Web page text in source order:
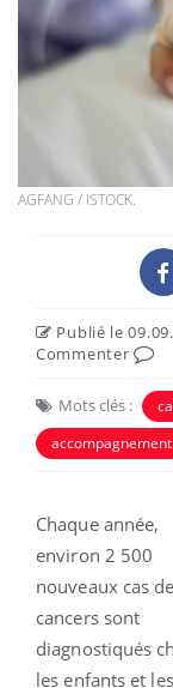
AGFANG / ISTOCK.
Publié le
Commenter
Mots clés :
accompagnement
Chaque année,
environ 2 500
nouveaux cas de
cancers sont
diagnostiqués
les enfants et les